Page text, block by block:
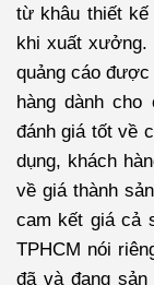
từ khâu thiết
khi xuất xưởng.
quảng cáo
hàng dành
đánh giá tốt về
dụng, khách
về giá thành
cam kết giá cả
TPHCM nói
đã và đang